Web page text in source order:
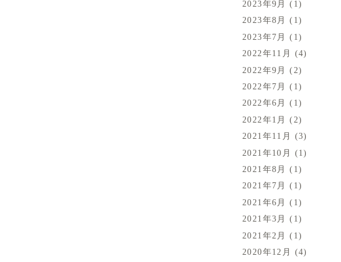
2023年9月
(1)
2023年8月
(1)
2023年7月
(1)
2022年11月
(4)
2022年9月
(2)
2022年7月
(1)
2022年6月
(1)
2022年1月
(2)
2021年11月
(3)
2021年10月
(1)
2021年8月
(1)
2021年7月
(1)
2021年6月
(1)
2021年3月
(1)
2021年2月
(1)
2020年12月
(4)